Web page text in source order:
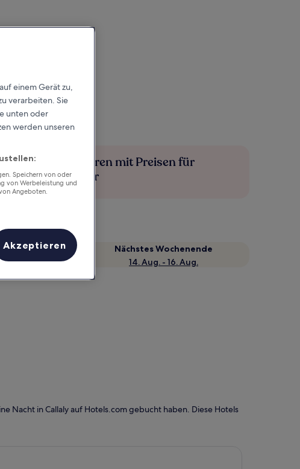
Mehr sparen mit Preisen für
Mitglieder
Nächstes Wochenende
14. Aug. - 16. Aug.
Nacht in Callaly auf Hotels.com gebucht haben. Diese Hotels
einem Gerät zu,
verarbeiten. Sie
unten oder
werden unseren
Speichern von oder
von Werbeleistung und
Angeboten.
Akzeptieren